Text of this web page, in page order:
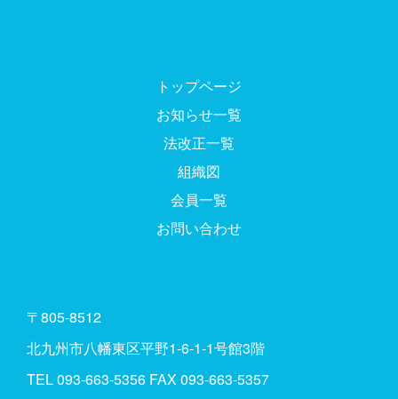
トップページ
お知らせ一覧
法改正一覧
組織図
会員一覧
お問い合わせ
〒805-8512
北九州市八幡東区平野1-6-1-1号館3階
TEL093-663-5356 FAX 093-663-5357